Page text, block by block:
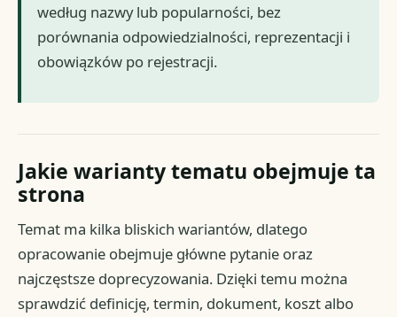
według nazwy lub popularności, bez
porównania odpowiedzialności, reprezentacji i
obowiązków po rejestracji.
Jakie warianty tematu obejmuje ta
strona
Temat ma kilka bliskich wariantów, dlatego
opracowanie obejmuje główne pytanie oraz
najczęstsze doprecyzowania. Dzięki temu można
sprawdzić definicję, termin, dokument, koszt albo